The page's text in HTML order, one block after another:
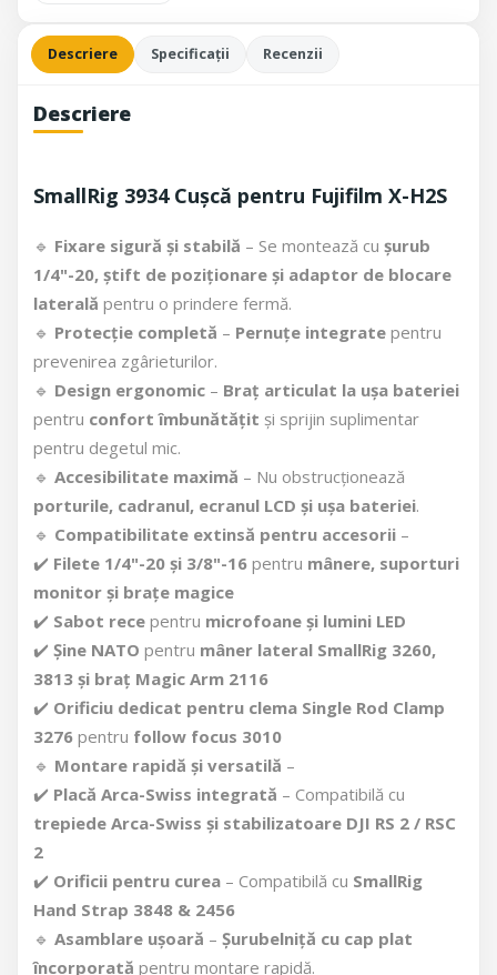
Descriere Specificații Recenzii
Descriere
SmallRig 3934 Cușcă pentru Fujifilm X-H2S
🔹 Fixare sigură și stabilă – Se montează cu șurub
1/4"-20, știft de poziționare și adaptor de blocare
laterală pentru o prindere fermă.
🔹 Protecție completă – Pernuțe integrate pentru
prevenirea zgârieturilor.
🔹 Design ergonomic – Braț articulat la ușa bateriei
pentru confort îmbunătățit și sprijin suplimentar
pentru degetul mic.
🔹 Accesibilitate maximă – Nu obstrucționează
porturile, cadranul, ecranul LCD și ușa bateriei.
🔹 Compatibilitate extinsă pentru accesorii –
✔️ Filete 1/4"-20 și 3/8"-16 pentru mânere, suporturi
monitor și brațe magice
✔️ Sabot rece pentru microfoane și lumini LED
✔️ Șine NATO pentru mâner lateral SmallRig 3260,
3813 și braț Magic Arm 2116
✔️ Orificiu dedicat pentru clema Single Rod Clamp
3276 pentru follow focus 3010
🔹 Montare rapidă și versatilă –
✔️ Placă Arca-Swiss integrată – Compatibilă cu
trepiede Arca-Swiss și stabilizatoare DJI RS 2 / RSC
2
✔️ Orificii pentru curea – Compatibilă cu SmallRig
Hand Strap 3848 & 2456
🔹 Asamblare ușoară – Șurubelniță cu cap plat
încorporată pentru montare rapidă.